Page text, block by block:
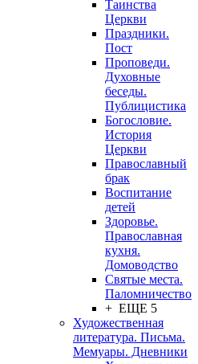
Таинства
Церкви
Праздники.
Пост
Проповеди.
Духовные
беседы.
Публицистика
Богословие.
История
Церкви
Православный
брак
Воспитание
детей
Здоровье.
Православная
кухня.
Домоводство
Святые места.
Паломничество
+ ЕЩЕ 5
Художественная
литература. Письма.
Мемуары. Дневники